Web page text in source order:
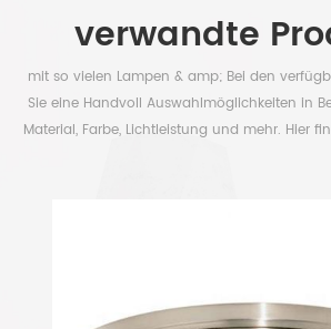
verwandte
mit so vielen Lampen & amp; Bei den
Sie eine Handvoll Auswahlmöglichkeiten in
Material, Farbe, Lichtleistung und mehr. Hier